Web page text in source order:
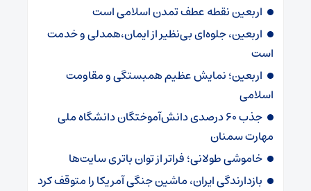
اربعین نقطه عطف تمدن اسلامی است
اربعین، جلوه‌ای بی‌نظیر از ایمان،همدلی و خدمت
است
اربعین؛ نمایش عظیم همبستگی و مقاومت
اسلامی
جذب ۶۰ درصدی دانش‌آموختگان دانشگاه ملی
مهارت سمنان
خاموشی طولانی؛ فراتر از توان باتری سایت‌ها
بازدارندگی ایران، ماشین جنگی آمریکا را متوقف کرد